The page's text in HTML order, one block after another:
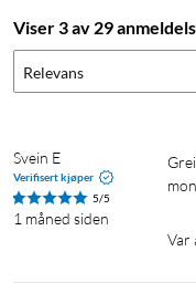
Eufy Security
Med mobilappen Eufy
innspillinger – i tillegg
Viser 3 av 29
Relevans
Svein E
Verifisert kjøper
5/5
1 måned siden
Grei installasjonen og forberedelse til
Var